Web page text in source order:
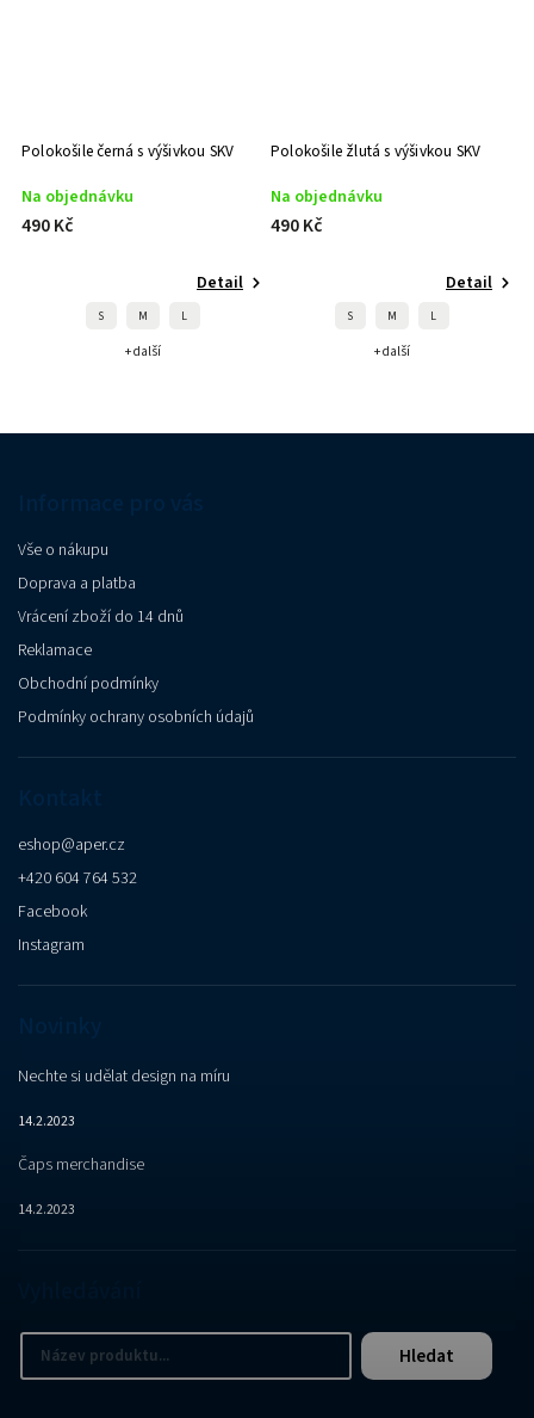
Polokošile černá s výšivkou SKV
Na objednávku
490 Kč
Detail
S M L
+ další
Polokošile žlutá s výšivkou SKV
Na objednávku
490 Kč
Detail
S M L
+ další
Vše o nákupu
Doprava a platba
Vrácení zboží do 14 dnů
Reklamace
Obchodní podmínky
Podmínky ochrany osobních údajů
eshop@aper.cz
+420 604 764 532
Facebook
Instagram
Nechte si udělat design na míru
14.2.2023
Čaps merchandise
14.2.2023
Hledat